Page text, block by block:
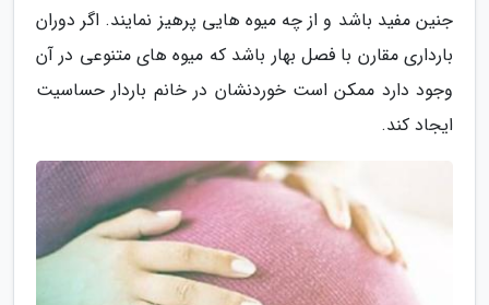
جنین مفید باشد و از چه میوه هایی پرهیز نمایند. اگر دوران
بارداری مقارن با فصل بهار باشد که میوه های متنوعی در آن
وجود دارد ممکن است خوردنشان در خانم باردار حساسیت
ایجاد کند.